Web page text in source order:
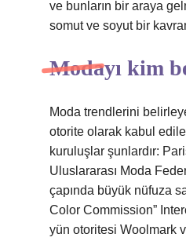
ve bunların bir araya
somut ve soyut bir
Modayı kim
Moda trendlerini
otorite olarak kabul
kuruluşlar şunlardır:
Uluslararası Moda
çapında büyük nüfuza
Color Commission”
yün otoritesi Woolmark